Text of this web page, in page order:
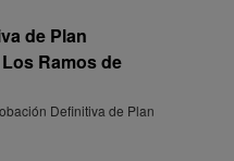
de Plan
Ramos de
Definitiva de Plan